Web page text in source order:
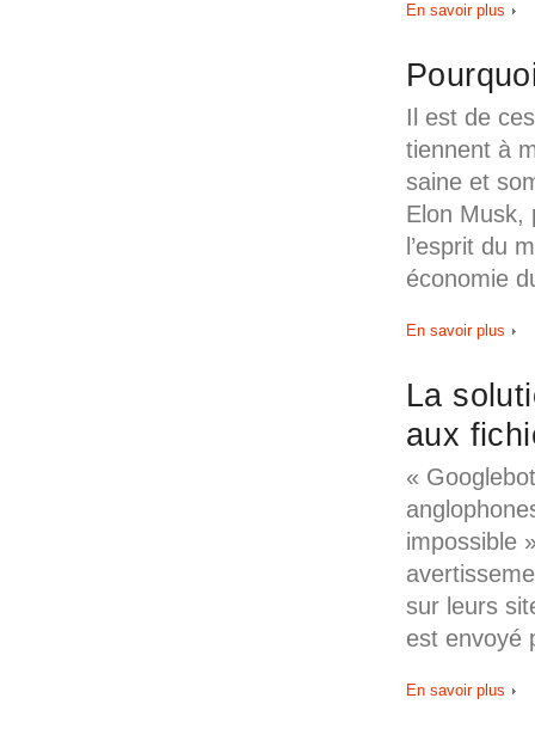
En savoir plus
Il est de
tiennent à
saine et
Elon Musk,
l’esprit du
économie
En savoir plus
La
aux
«
impossible
sur leurs
est envoyé
En savoir plus